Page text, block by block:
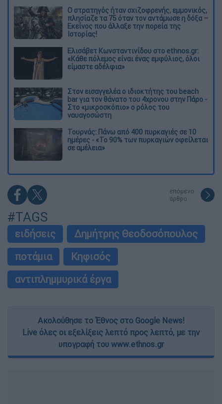
O στρατηγός ήταν σχιζοφρενής, εμμονικός,
πλησίαζε τα 75 όταν τον αντάμωσε η δόξα –
Εκείνος που άλλαξε την πορεία της
Ιστορίας!
Ελισάβετ Κωνσταντινίδου στο ethnos.gr:
«Κάθε πόλεμος είναι ένας εμφύλιος, όλοι
είμαστε αδέλφια»
Στον εισαγγελέα ο ιδιοκτήτης του beach
bar για τον θάνατο του 4χρονου στην Πάρο -
Στο «μικροσκόπιο» ο ρόλος του
ναυαγοσώστη
Τουρνάς: Πάνω από 400 πυρκαγιές σε 10
ημέρες - «Το 90% των πυρκαγιών οφείλεται
σε αμέλεια»
επόμενο
άρθρο
#TAGS
ειδήσεις
Δημήτρης Θεοδοσόπουλος
ποτάμια
Κηφισός
αντιπλημμυρικά έργα
Ακολούθησε το Έθνος στο Google News!
Live όλες οι εξελίξεις λεπτό προς λεπτό, με την
υπογραφή του www.ethnos.gr